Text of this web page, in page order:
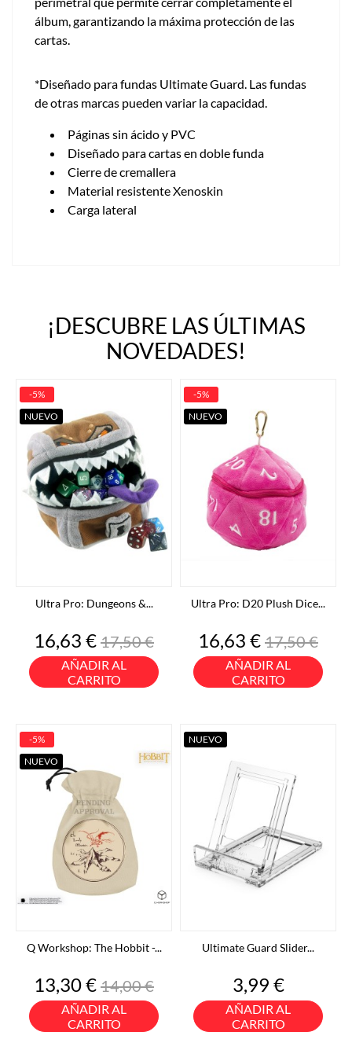
álbum, garantizando la máxima protección de las
cartas.
*Diseñado para fundas Ultimate Guard. Las fundas
de otras marcas pueden variar la capacidad.
Páginas sin ácido y PVC
Diseñado para cartas en doble funda
Cierre de cremallera
Material resistente Xenoskin
Carga lateral
¡DESCUBRE LAS ÚLTIMAS
NOVEDADES!
Ultra Pro: Dungeons &...
Precio
16,63 €Precio
base
17,50 €
AÑADIR AL
CARRITO
-5%
NUEVO
Ultra Pro: D20 Plush Dice...
Precio
16,63 €Precio
base
17,50 €
AÑADIR AL
CARRITO
-5%
NUEVO
Q Workshop: The Hobbit -...
Precio
13,30 €Precio
base
14,00 €
AÑADIR AL
CARRITO
-5%
NUEVO
Ultimate Guard Slider...
Precio
3,99 €
AÑADIR AL
CARRITO
NUEVO